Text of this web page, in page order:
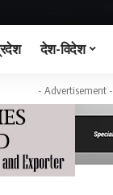
देश-विदेश
- Advertisement -